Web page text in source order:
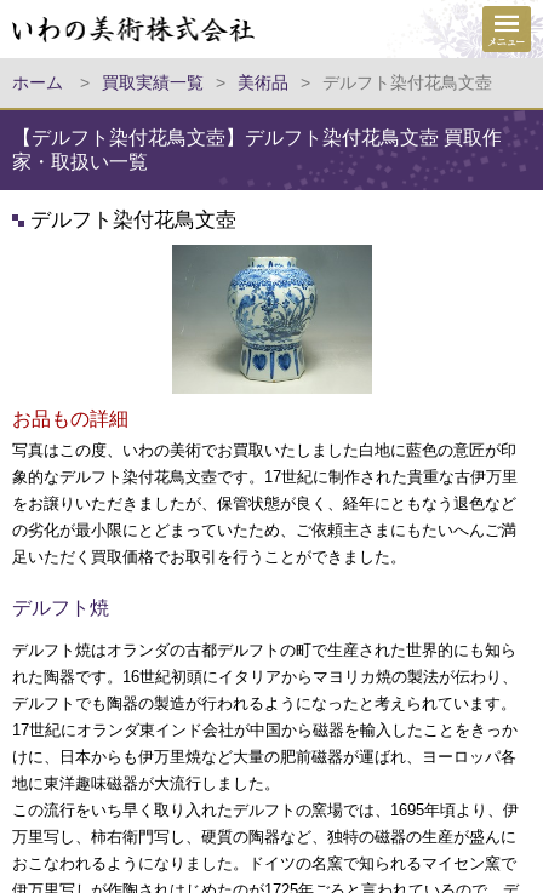
ホーム > 買取実績一覧 > 美術品 > デルフト染付花鳥文壺
【デルフト染付花鳥文壺】デルフト染付花鳥文壺 買取作
家・取扱い一覧
デルフト染付花鳥文壺
お品もの詳細
写真はこの度、いわの美術でお買取いたしました白地に藍色の意匠が印
象的なデルフト染付花鳥文壺です。17世紀に制作された貴重な古伊万里
をお譲りいただきましたが、保管状態が良く、経年にともなう退色など
の劣化が最小限にとどまっていたため、ご依頼主さまにもたいへんご満
足いただく買取価格でお取引を行うことができました。
デルフト焼
デルフト焼はオランダの古都デルフトの町で生産された世界的にも知ら
れた陶器です。16世紀初頭にイタリアからマヨリカ焼の製法が伝わり、
デルフトでも陶器の製造が行われるようになったと考えられています。
17世紀にオランダ東インド会社が中国から磁器を輸入したことをきっか
けに、日本からも伊万里焼など大量の肥前磁器が運ばれ、ヨーロッパ各
地に東洋趣味磁器が大流行しました。
この流行をいち早く取り入れたデルフトの窯場では、1695年頃より、伊
万里写し、柿右衛門写し、硬質の陶器など、独特の磁器の生産が盛んに
おこなわれるようになりました。ドイツの名窯で知られるマイセン窯で